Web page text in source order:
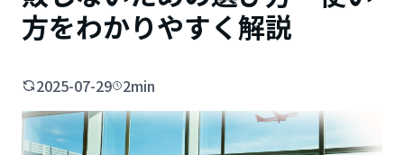
DaaS
PaaS
ビッグデータ
方をわかりやすく解説
2025-07-29 2min